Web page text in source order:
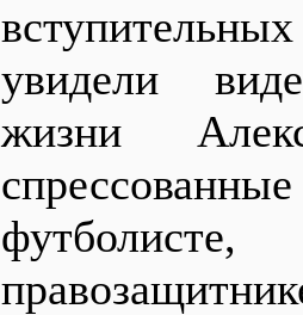
увидели
жизни